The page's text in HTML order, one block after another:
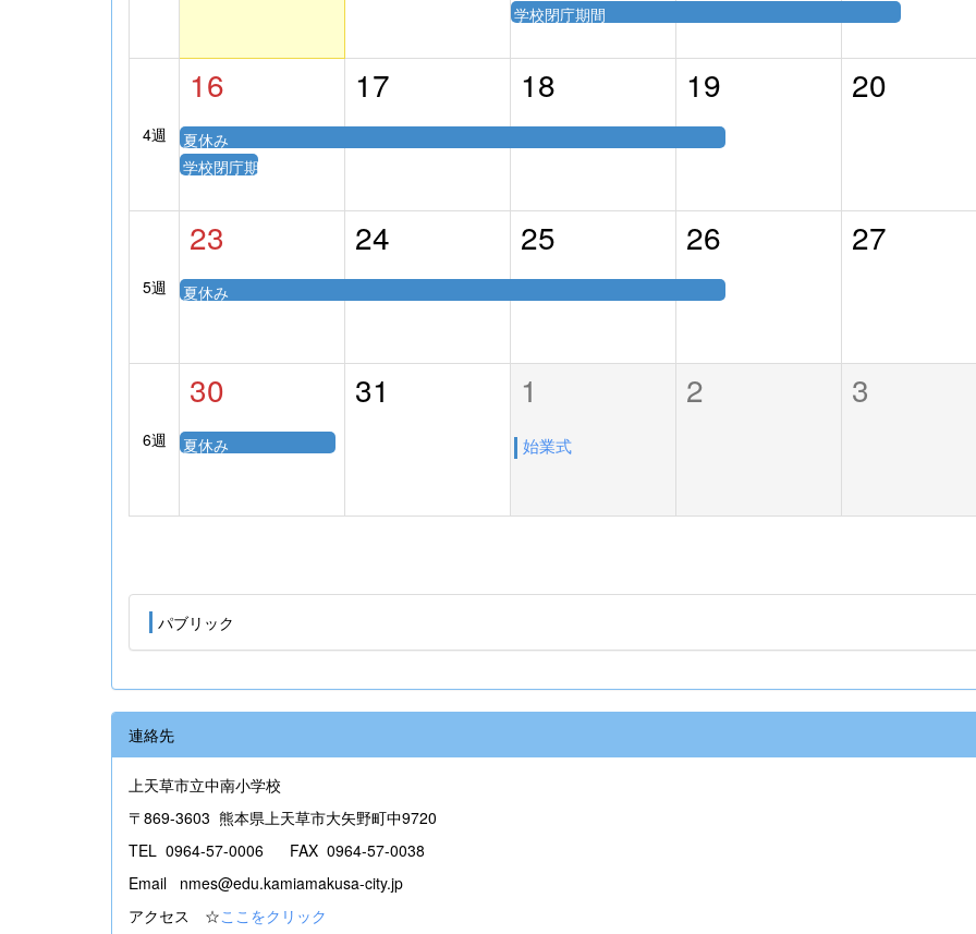
学校閉庁期間
4週
16
夏休み
学校閉庁期間
17 18 19 20
5週
23
夏休み
24 25 26 27
6週
30
夏休み
31 1
始業式
2 3
パブリック
連絡先
上天草市立中南小学校
〒869-3603 熊本県上天草市大矢野町中9720
TEL 0964-57-0006 FAX 0964-57-0038
Email nmes@edu.kamiamakusa-city.jp
アクセス ☆ここをクリック